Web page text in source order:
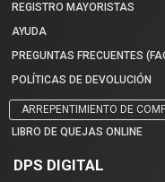
REGISTRO MAYORISTAS
AYUDA
PREGUNTAS FRECUENTES
POLÍTICAS DE DEVOLUCIÓN
ARREPENTIMIENTO DE
LIBRO DE QUEJAS ONLINE
DPS DIGITAL